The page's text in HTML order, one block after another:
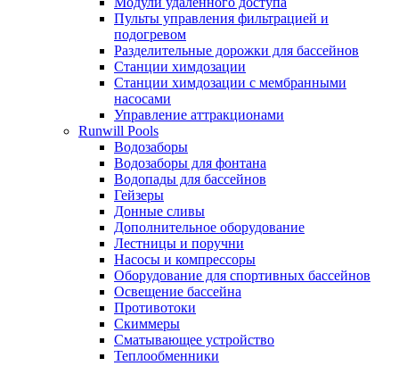
Пульты управления фильтрацией и
подогревом
Разделительные дорожки для бассейнов
Станции химдозации
Станции химдозации с мембранными
насосами
Управление аттракционами
Runwill Pools
Водозаборы
Водозаборы для фонтана
Водопады для бассейнов
Гейзеры
Донные сливы
Дополнительное оборудование
Лестницы и поручни
Насосы и компрессоры
Оборудование для спортивных бассейнов
Освещение бассейна
Противотоки
Скиммеры
Сматывающее устройство
Теплообменники